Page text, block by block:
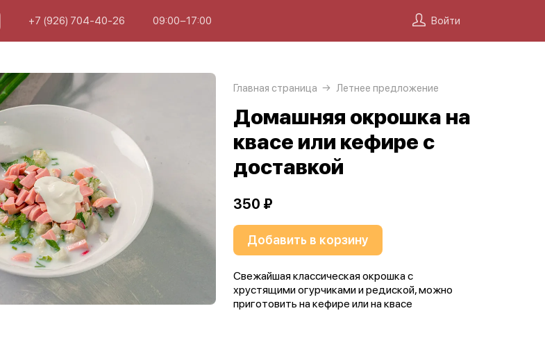
+7 (926) 704-40-26 09:00−17:00 Войти
Главная страница Летнее предложение
Домашняя окрошка на
квасе или кефире с
доставкой
350 ₽
Добавить в корзину
Свежайшая классическая окрошка с
хрустящими огурчиками и редиской, можно
приготовить на кефире или на квасе